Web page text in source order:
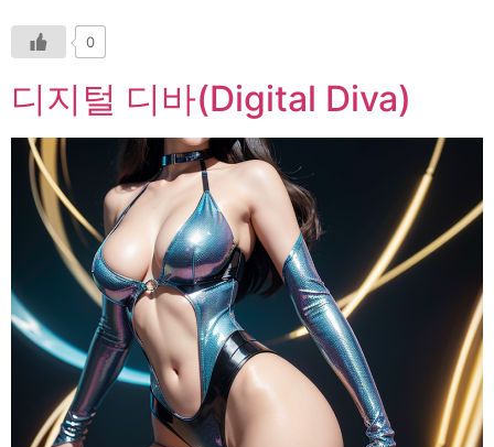
0
디지털 디바(Digital Diva)